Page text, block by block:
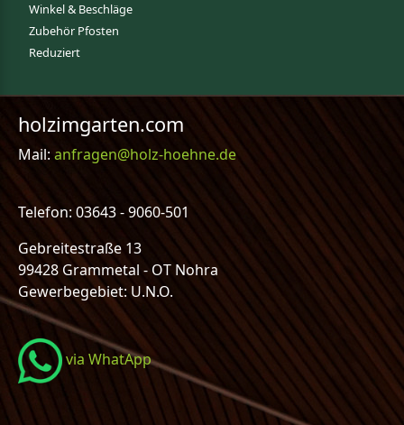
Winkel & Beschläge
Zubehör Pfosten
Reduziert
holzimgarten.com
Mail:anfragen@holz-hoehne.de
Telefon: 03643 - 9060-501
Gebreitestraße 13
99428 Grammetal - OT Nohra
Gewerbegebiet: U.N.O.
via WhatApp